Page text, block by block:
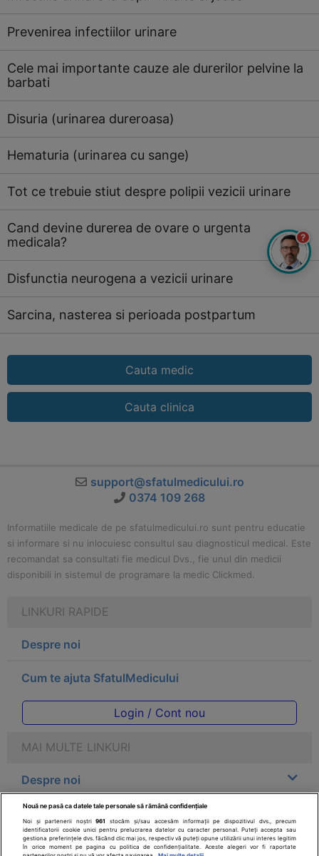
Prevenirea infectiilor urinare
Cele mai importante cauze ale durerilor pelvine la
barbati
Disuria (urinarea dureroasa)
Hematuria (urinarea cu sange)
Tot ce trebuie stiut despre polipii vezicii urinare
Cand devine durerea de ovare o urgenta
medicala?
Disfunctia neurogena a vezicii urinare
Sarcina, nasterea si perioada postpartum
Cauta medic
Cauta clinica
support@sfatulmedicului.ro
0374 109 268
Informatiile medicale de pe sfatulmedicului.ro sunt pentru educatie
si informare si nu inlocuiesc consultul sau diagnosticul medical. Este
recomandat sa consultati fie medicul Dvs., fie unul din medicii
disponibili in sistemul de programare la medic Clickmed.
LINKURI RAPIDE
Despre noi
Cum te ajuta SfatulMedicului
Login / Cont nou
MAI MULTE LINKURI
Despre noi
Legal
Drepturile consumatorului
?
Nouă ne pasă ca datele tale personale să rămână confidențiale
Noi și partenerii noștri961
stocăm și/sau accesăm informații pe dispozitivul dvs., precum
identificatorii cookie unici pentru prelucrarea datelor cu caracter personal. Puteți accepta sau
gestiona preferințele dvs. făcând clic mai jos, respectiv vă puteți opune utilizării unui interes legitim
în orice moment pe pagina cu politica de confidențialitate. Aceste alegeri vor fi raportate